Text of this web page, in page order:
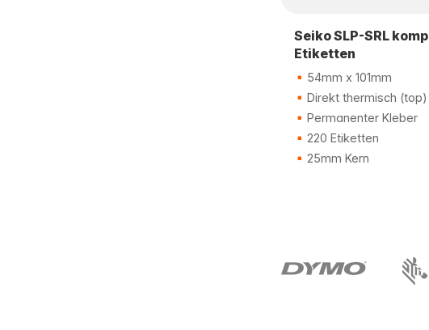
Seiko SLP-SRL
Etiketten
54mm x 101mm
Direkt thermisch (top)
Permanenter Kleber
220 Etiketten
25mm Kern